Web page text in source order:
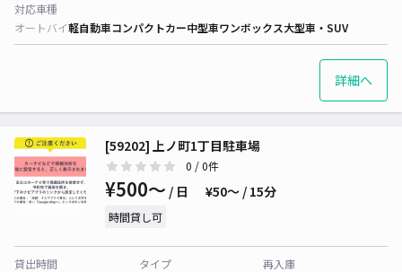
対応車種
オートバイ軽自動車コンパクトカー中型車ワンボックス大型車・SUV
詳細へ
[59202] 上ノ町1丁目駐車場
0 / 0件
¥500〜 / 日 ¥50〜 / 15分
時間貸し可
貸出時間
タイプ
再入庫